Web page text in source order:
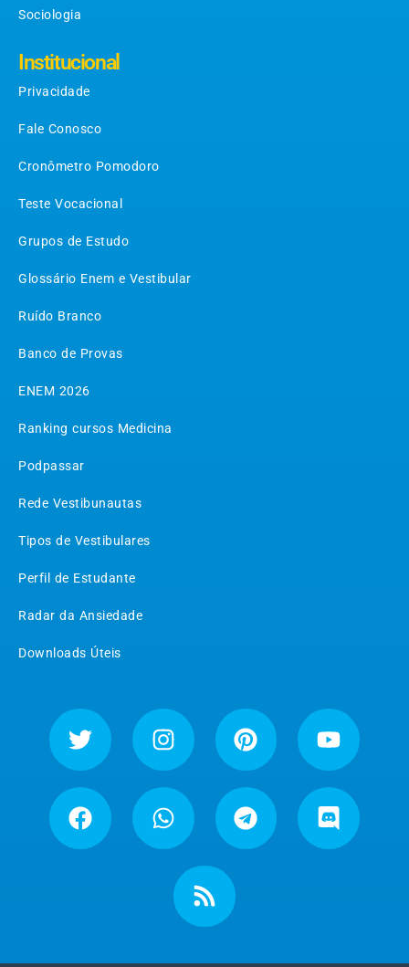
Sociologia
Institucional
Privacidade
Fale Conosco
Cronômetro Pomodoro
Teste Vocacional
Grupos de Estudo
Glossário Enem e Vestibular
Ruído Branco
Banco de Provas
ENEM 2026
Ranking cursos Medicina
Podpassar
Rede Vestibunautas
Tipos de Vestibulares
Perfil de Estudante
Radar da Ansiedade
Downloads Úteis